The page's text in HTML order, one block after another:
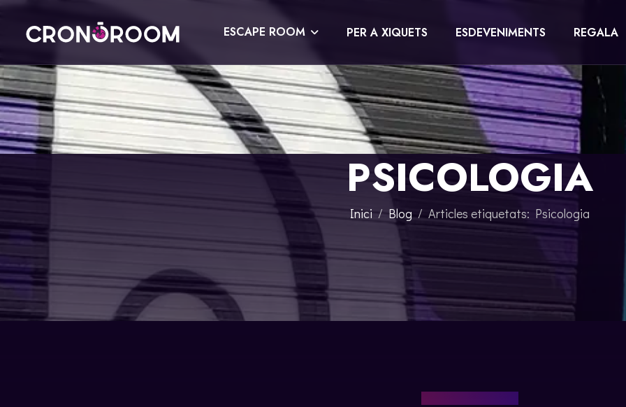
ESCAPE ROOM PER A XIQUETS ESDEVENIMENTS REGALA
ESCAPE ROOM
EL TRESOR DEL JAGUAR
CRONODETECTIVES
LA LLEGENDA DEL SAMURAI
PER A XIQUETS
ESDEVENIMENTS
ESPAÑOL
PSICOLOGIA
Inici Blog Articles etiquetats: Psicologia